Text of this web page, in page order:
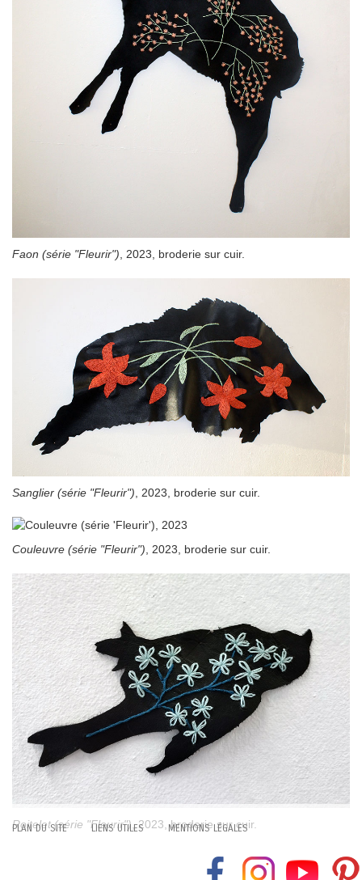
Faon (série "Fleurir") , 2023, broderie sur cuir.
Sanglier (série "Fleurir") , 2023, broderie sur cuir.
Couleuvre (série "Fleurir") , 2023, broderie sur cuir.
Roitelet (série "Fleurir") , 2023, broderie sur cuir.
PLAN DU SITE LIENS UTILES MENTIONS LÉGALES